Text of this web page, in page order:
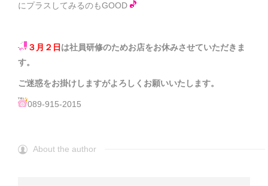
にプラスしてみるのもGOOD
３月２日 は社員研修のためお店をお休みさせていただきま
す。
ご迷惑をお掛けしますがよろしくお願いいたします。
089-915-2015
About the author